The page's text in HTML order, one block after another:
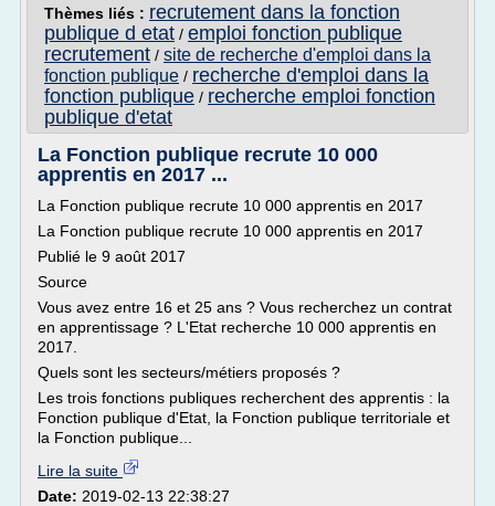
Thèmes liés : recrutement dans la fonction
publique d etat / emploi fonction publique
recrutement / site de recherche d'emploi dans la
fonction publique / recherche d'emploi dans la
fonction publique / recherche emploi fonction
publique d'etat
La Fonction publique recrute 10 000
apprentis en 2017 ...
La Fonction publique recrute 10 000 apprentis en 2017
La Fonction publique recrute 10 000 apprentis en 2017
Publié le 9 août 2017
Source
Vous avez entre 16 et 25 ans ? Vous recherchez un contrat
en apprentissage ? L'Etat recherche 10 000 apprentis en
2017.
Quels sont les secteurs/métiers proposés ?
Les trois fonctions publiques recherchent des apprentis : la
Fonction publique d'Etat, la Fonction publique territoriale et
la Fonction publique...
Lire la suite
Date: 2019-02-13 22:38:27